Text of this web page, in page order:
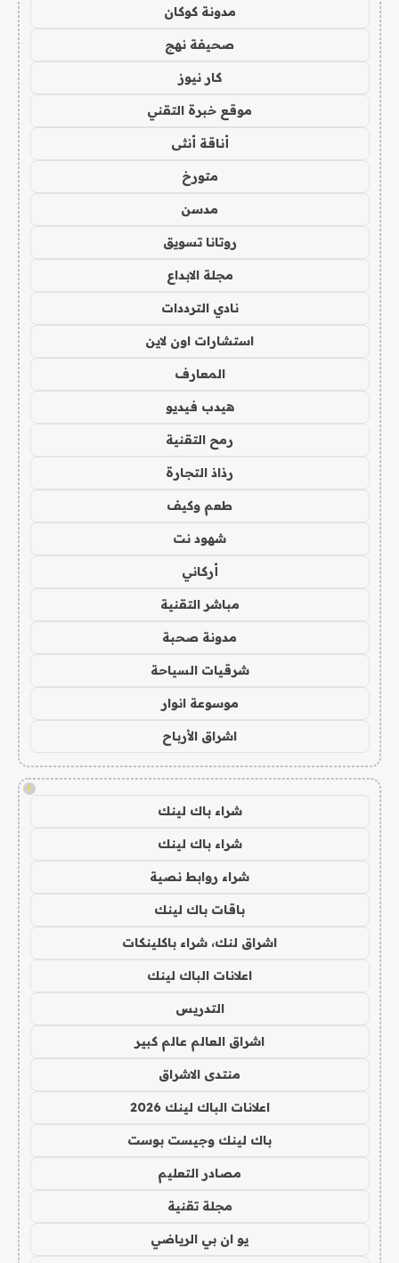
مدونة كوكان
صحيفة نهج
كار نيوز
موقع خبرة التقني
أناقة أنثى
متورخ
مدسن
روتانا تسويق
مجلة الابداع
نادي الترددات
استشارات اون لاين
المعارف
هيدب فيديو
رمح التقنية
رذاذ التجارة
طعم وكيف
شهود نت
أركاني
مباشر التقنية
مدونة صحبة
شرقيات السياحة
موسوعة انوار
اشراق الأرباح
!
شراء باك لينك
شراء باك لينك
شراء روابط نصية
باقات باك لينك
اشراق لنك، شراء باكلينكات
اعلانات الباك لينك
التدريس
اشراق العالم عالم كبير
منتدى الاشراق
اعلانات الباك لينك 2026
باك لينك وجيست بوست
مصادر التعليم
مجلة تقنية
يو ان بي الرياضي